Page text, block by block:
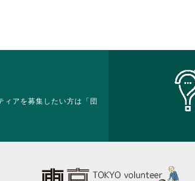
ィアを募集したい方は「団